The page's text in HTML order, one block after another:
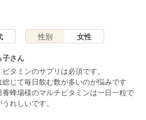
性別 女性
子さん
タミンのサプリは必須です。
総じて毎日飲む数が多いのが悩みです
養蜂場様のマルチビタミンは一日一粒で
れしいです。